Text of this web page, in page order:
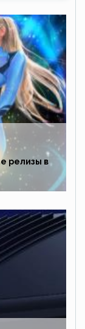
релизы в